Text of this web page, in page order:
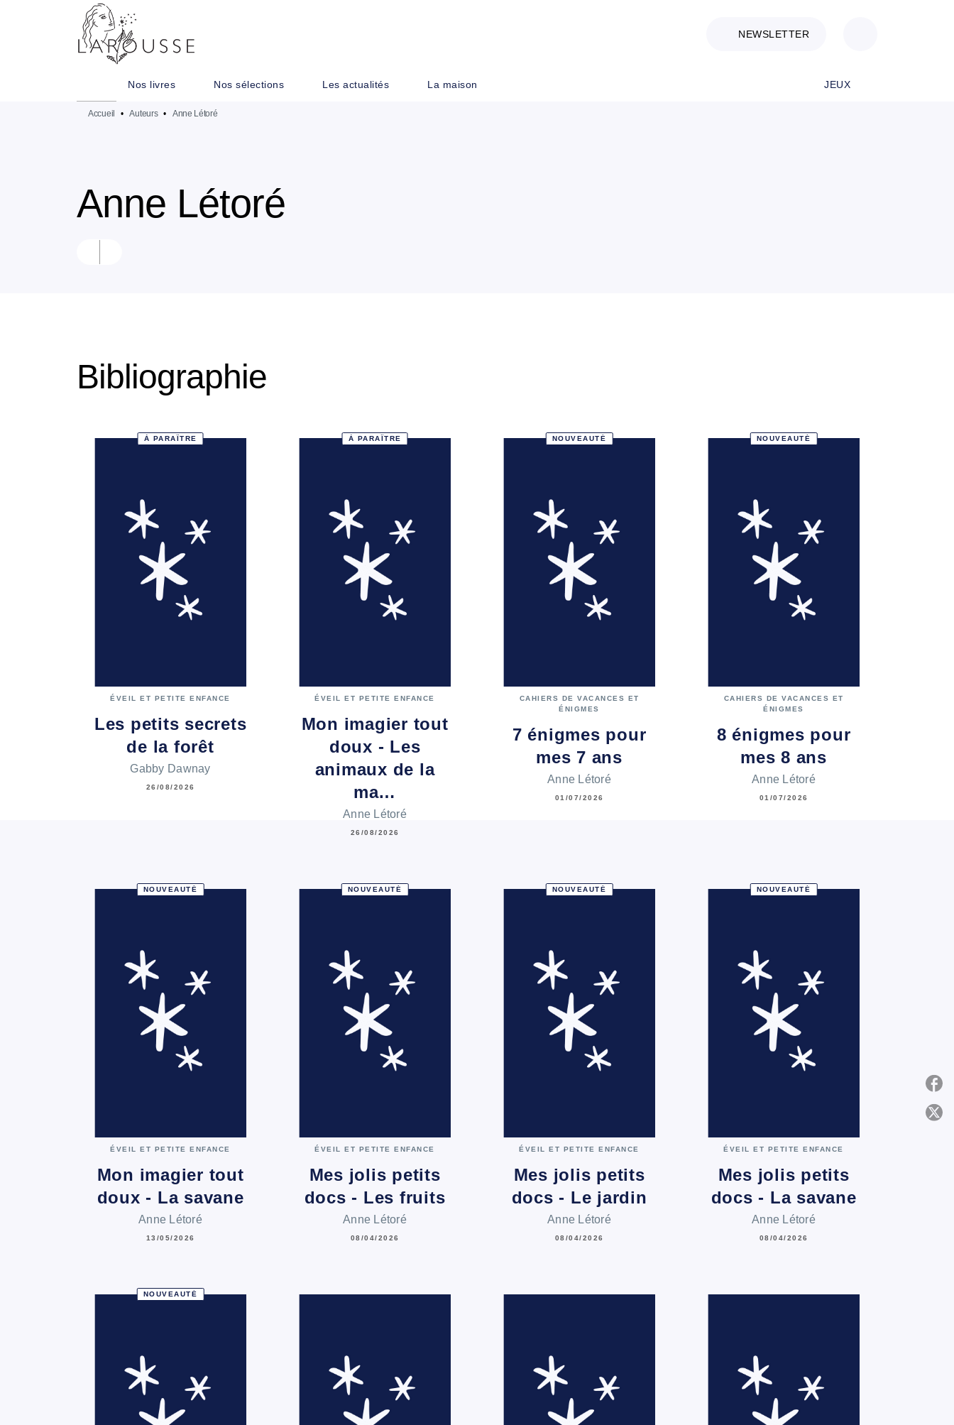
MENU
NEWSLETTER
Nos livres Nos sélections Les actualités La maison JEUX
Accueil • Auteurs • Anne Létoré
Anne Létoré
Bibliographie
À PARAÎTRE
ÉVEIL ET PETITE ENFANCE
Les petits secrets
de la forêt
Gabby Dawnay
26/08/2026
À PARAÎTRE
ÉVEIL ET PETITE ENFANCE
Mon imagier tout
doux - Les
animaux de la
ma…
Anne Létoré
26/08/2026
NOUVEAUTÉ
CAHIERS DE VACANCES ET
ÉNIGMES
7 énigmes pour
mes 7 ans
Anne Létoré
01/07/2026
NOUVEAUTÉ
CAHIERS DE VACANCES ET
ÉNIGMES
8 énigmes pour
mes 8 ans
Anne Létoré
01/07/2026
NOUVEAUTÉ
ÉVEIL ET PETITE ENFANCE
Mon imagier tout
doux - La savane
Anne Létoré
13/05/2026
NOUVEAUTÉ
ÉVEIL ET PETITE ENFANCE
Mes jolis petits
docs - Les fruits
Anne Létoré
08/04/2026
NOUVEAUTÉ
ÉVEIL ET PETITE ENFANCE
Mes jolis petits
docs - Le jardin
Anne Létoré
08/04/2026
NOUVEAUTÉ
ÉVEIL ET PETITE ENFANCE
Mes jolis petits
docs - La savane
Anne Létoré
08/04/2026
NOUVEAUTÉ